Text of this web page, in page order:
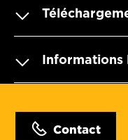
Informations
Contact